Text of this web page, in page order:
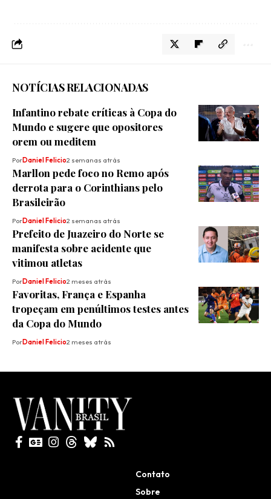
NOTÍCIAS RELACIONADAS
Infantino rebate críticas à Copa do
Mundo e sugere que opositores
orem ou meditem
PorDaniel Felicio2 semanas atrás
Marllon pede foco no Remo após
derrota para o Corinthians pelo
Brasileirão
PorDaniel Felicio2 semanas atrás
Prefeito de Juazeiro do Norte se
manifesta sobre acidente que
vitimou atletas
PorDaniel Felicio2 meses atrás
Favoritas, França e Espanha
tropeçam em penúltimos testes antes
da Copa do Mundo
PorDaniel Felicio2 meses atrás
Contato
Sobre